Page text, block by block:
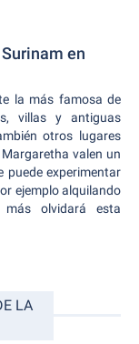
en
la más famosa de
villas y antiguas
otros lugares
valen un
puede experimentar
ejemplo alquilando
olvidará esta
LA